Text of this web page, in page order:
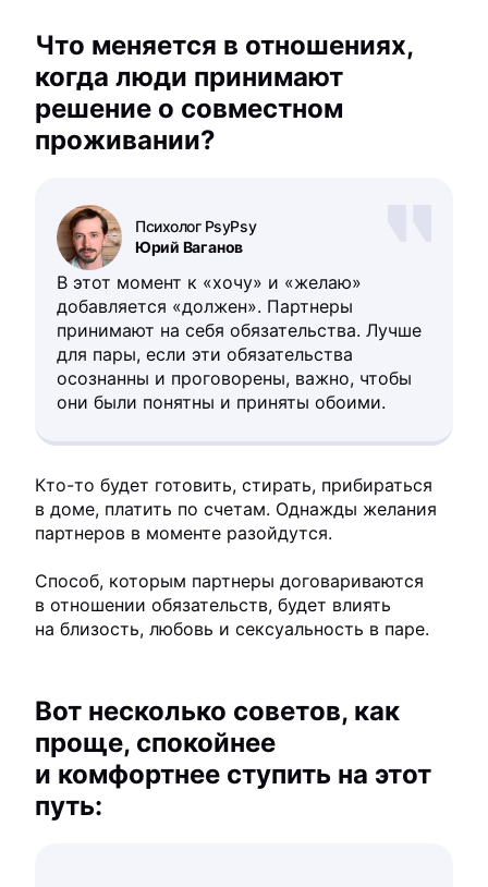
Что меняется в отношениях,
когда люди принимают
решение о совместном
проживании?
Юрий Ваганов
Психолог PsyPsy
В этот момент к «хочу» и «желаю»
добавляется «должен». Партнеры
принимают на себя обязательства. Лучше
для пары, если эти обязательства
осознанны и проговорены, важно, чтобы
они были понятны и приняты обоими.
Кто-то будет готовить, стирать, прибираться
в доме, платить по счетам. Однажды желания
партнеров в моменте разойдутся.
Способ, которым партнеры договариваются
в отношении обязательств, будет влиять
на близость, любовь и сексуальность в паре.
Вот несколько советов, как
проще, спокойнее
и комфортнее ступить на этот
путь: